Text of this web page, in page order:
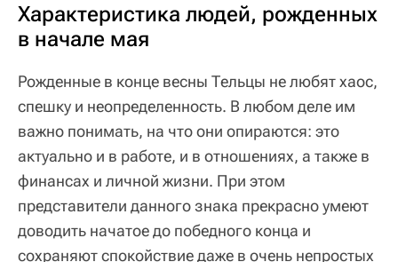
Характеристика людей, рожденных
в начале мая
Рожденные в конце весны Тельцы не любят хаос,
спешку и неопределенность. В любом деле им
важно понимать, на что они опираются: это
актуально и в работе, и в отношениях, а также в
финансах и личной жизни. При этом
представители данного знака прекрасно умеют
доводить начатое до победного конца и
сохраняют спокойствие даже в очень непростых